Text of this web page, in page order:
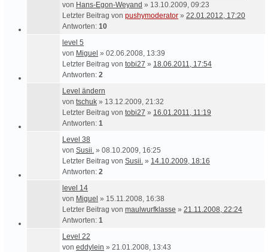
von Hans-Egon-Weyand » 13.10.2009, 09:23
Letzter Beitrag von pushymoderator » 22.01.2012, 17:20
Antworten: 10
level 5
von Miguel » 02.06.2008, 13:39
Letzter Beitrag von tobi27 » 18.06.2011, 17:54
Antworten: 2
Level ändern
von tschuk » 13.12.2009, 21:32
Letzter Beitrag von tobi27 » 16.01.2011, 11:19
Antworten: 1
Level 38
von Susii. » 08.10.2009, 16:25
Letzter Beitrag von Susii. » 14.10.2009, 18:16
Antworten: 2
level 14
von Miguel » 15.11.2008, 16:38
Letzter Beitrag von maulwurfklasse » 21.11.2008, 22:24
Antworten: 1
Level 22
von eddylein » 21.01.2008, 13:43